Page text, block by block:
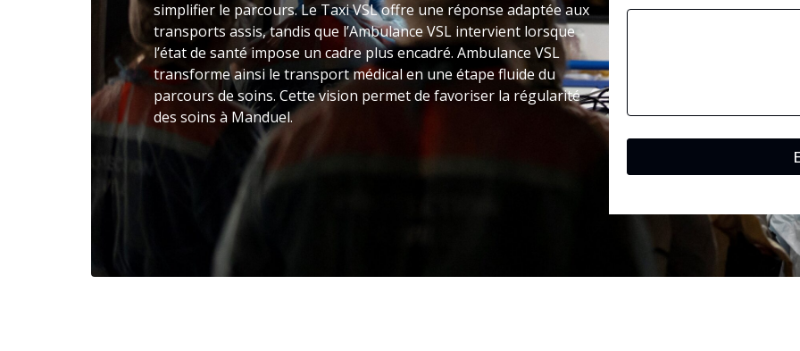
simplifier le parcours. Le Taxi VSL offre une réponse adaptée aux
transports assis, tandis que l’Ambulance VSL intervient lorsque
l’état de santé impose un cadre plus encadré. Ambulance VSL
transforme ainsi le transport médical en une étape fluide du
parcours de soins. Cette vision permet de favoriser la régularité
des soins à Manduel.